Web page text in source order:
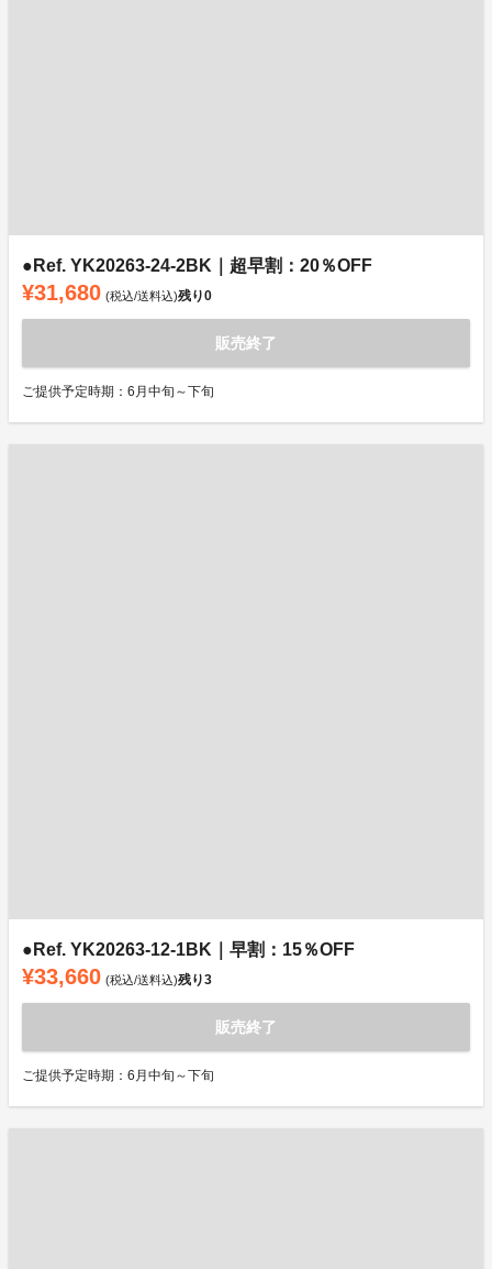
●Ref. YK20263-24-2BK｜超早割：20％OFF
¥31,680 (税込/送料込)残り0
販売終了
ご提供予定時期：6月中旬～下旬
●Ref. YK20263-12-1BK｜早割：15％OFF
¥33,660 (税込/送料込)残り3
販売終了
ご提供予定時期：6月中旬～下旬